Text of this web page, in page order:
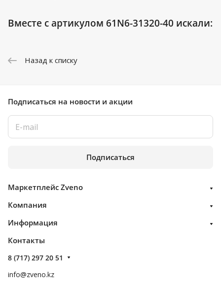
Вместе с артикулом 61N6-31320-40 искали:
Назад к списку
Подписаться на новости и акции
Подписаться
Маркетплейс Zveno
Компания
Информация
Контакты
8 (717) 297 20 51
info@zveno.kz